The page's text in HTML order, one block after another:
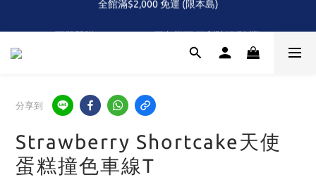
下單即贈！Care Bears 三色熊頭 便利貼組(隨機)
首次！！滿額再送Care Baears 山海渡假小熊盲包
全館滿$2,000 免運 (限本島)
分享到
Strawberry Shortcake天使
蛋糕撞色車線T